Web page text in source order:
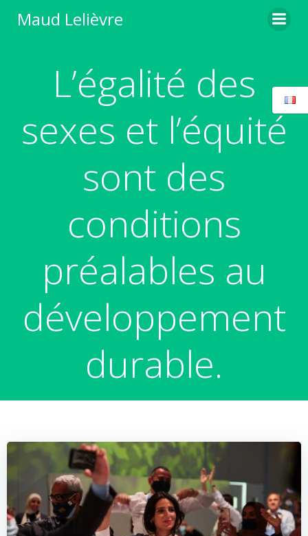
Maud Lelièvre
L’égalité des
sexes et l’équité
sont des
conditions
préalables au
développement
durable.